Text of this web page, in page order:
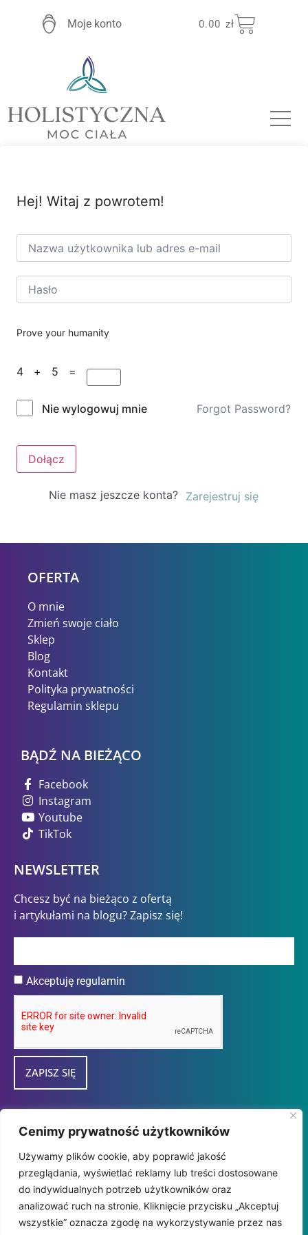
Cenimy prywatność użytkowników
Używamy plików cookie, aby poprawić jakość
przeglądania, wyświetlać reklamy lub treści dostosowane
do indywidualnych potrzeb użytkowników oraz
analizować ruch na stronie. Kliknięcie przycisku „Akceptuj
wszystkie” oznacza zgodę na wykorzystywanie przez nas
Moje konto 0.00zł
Hej! Witaj z powrotem!
Prove your humanity
4 + 5 =
Nie wylogowuj mnie Forgot Password?
Dołącz
Nie masz jeszcze konta? Zarejestruj się
OFERTA
O mnie
Zmień swoje ciało
Sklep
Blog
Kontakt
Polityka prywatności
Regulamin sklepu
BĄDŹ NA BIEŻĄCO
Facebook
Instagram
Youtube
TikTok
NEWSLETTER
Chcesz być na bieżąco z ofertą
i artykułami na blogu? Zapisz się!
Akceptuję regulamin
ZAPISZ SIĘ
Przedsiębiorca uzyskał subwencję finansową w
ramach programu "tarcza Finansowa 2.0
Polskiego Funduszu Rozwoju dla Mikro i
MałychFirm" udzieloną przez
PFR SA.